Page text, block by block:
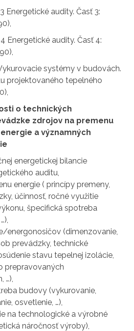
Energetické audity. Časť 3:
Energetické audity. Časť 4:
systémy v budovách.
projektovaného tepelného
o technických
zdrojov na premenu
a významných
energetickej bilancie
auditu,
energie ( princípy premeny,
účinnosť, ročné využitie
špecifická spotreba
energonosičov (dimenzovanie,
prevádzky, technické
stavu tepelnej izolácie,
prepravovaných
…),
budovy (vykurovanie,
osvetlenie, …),
na technologické a výrobné
náročnosť výroby),